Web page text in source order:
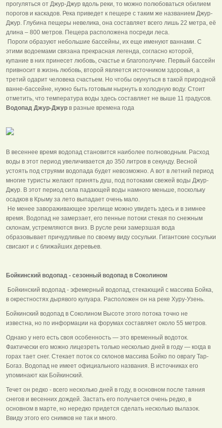
прогуляться от Джур-Джур вдоль реки, то можно полюбоваться обилием
порогов и каскадов. Река приведет к пещере с таким же названием Джур-
Джур. Глубина пещеры невелика, она составляет всего лишь 22 метра, её
длина – 800 метров. Пещера расположена посреди леса.
Пороги образуют небольшие бассейны, их еще именуют ваннами. С
этими водоемами связана прекрасная легенда, согласно которой,
купание в них принесет любовь, счастье и благополучие. Первый бассейн
привносит в жизнь любовь, второй является источником здоровья, а
третий одарит человека счастьем. Но чтобы окунуться в такой природной
ванне-бассейне, нужно быть готовым нырнуть в холодную воду. Стоит
отметить, что температура воды здесь составляет не выше 11 градусов.
Водопад Джур-Джур в разные времена года
В весеннее время водопад становится наиболее полноводным. Расход
воды в этот период увеличивается до 350 литров в секунду. Весной
устоять под струями водопада будет невозможно. А вот в летний период
многие туристы желают принять душ, под потоками свежей воды Джур-
Джур. В этот период сила падающей воды намного меньше, поскольку
осадков в Крыму за лето выпадает очень мало.
Не менее завораживающее зрелище можно увидеть здесь и в зимнее
время. Водопад не замерзает, его пенные потоки стекая по снежным
склонам, устремляются вниз. В русле реки замерзшая вода
образовывает причудливые по своему виду сосульки. Гигантские сосульки
свисают и с ближайших деревьев.
Бойкинский водопад - сезонный водопад в Соколином
Бойкинский водопад - эфемерный водопад, стекающий с массива Бойка,
в окрестностях дырявого кулуара. Расположен он на реке Хуру-Узень.
Бойкинский водопад в Соколином Высоте этого потока точно не
известна, но по информации на форумах составляет около 55 метров.
Однако у него есть своя особенность — это временный водоток.
Фактически его можно лицезреть только несколько дней в году — когда в
горах тает снег. Стекает поток со склонов массива Бойко по оврагу Тар-
Богаз. Водопад не имеет официального названия. В источниках его
упоминают как Бойкинский.
Течет он редко - всего несколько дней в году, в основном после таяния
снегов и весенних дождей. Застать его получается очень редко, в
основном в марте, но нередко придется сделать несколько вылазок.
Ввиду этого его снимков не так и много.